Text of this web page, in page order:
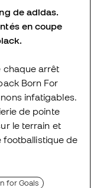
de adidas.
en coupe
chaque arrêt
Born For
infatigables.
de pointe
le terrain et
footballistique de
for Goals